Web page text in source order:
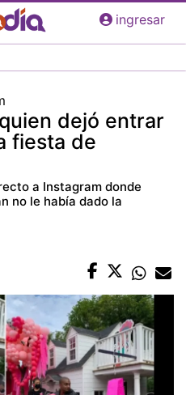
Pasar
al
principal
ingresar
dejó entrar
fiesta de
a Instagram donde
no le había dado la